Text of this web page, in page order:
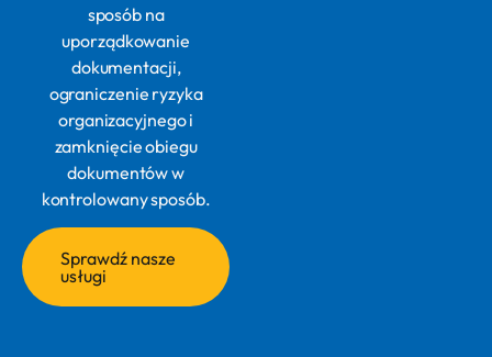
sposób na
uporządkowanie
dokumentacji,
ograniczenie ryzyka
organizacyjnego i
zamknięcie obiegu
dokumentów w
kontrolowany sposób.
Sprawdź nasze
usługi